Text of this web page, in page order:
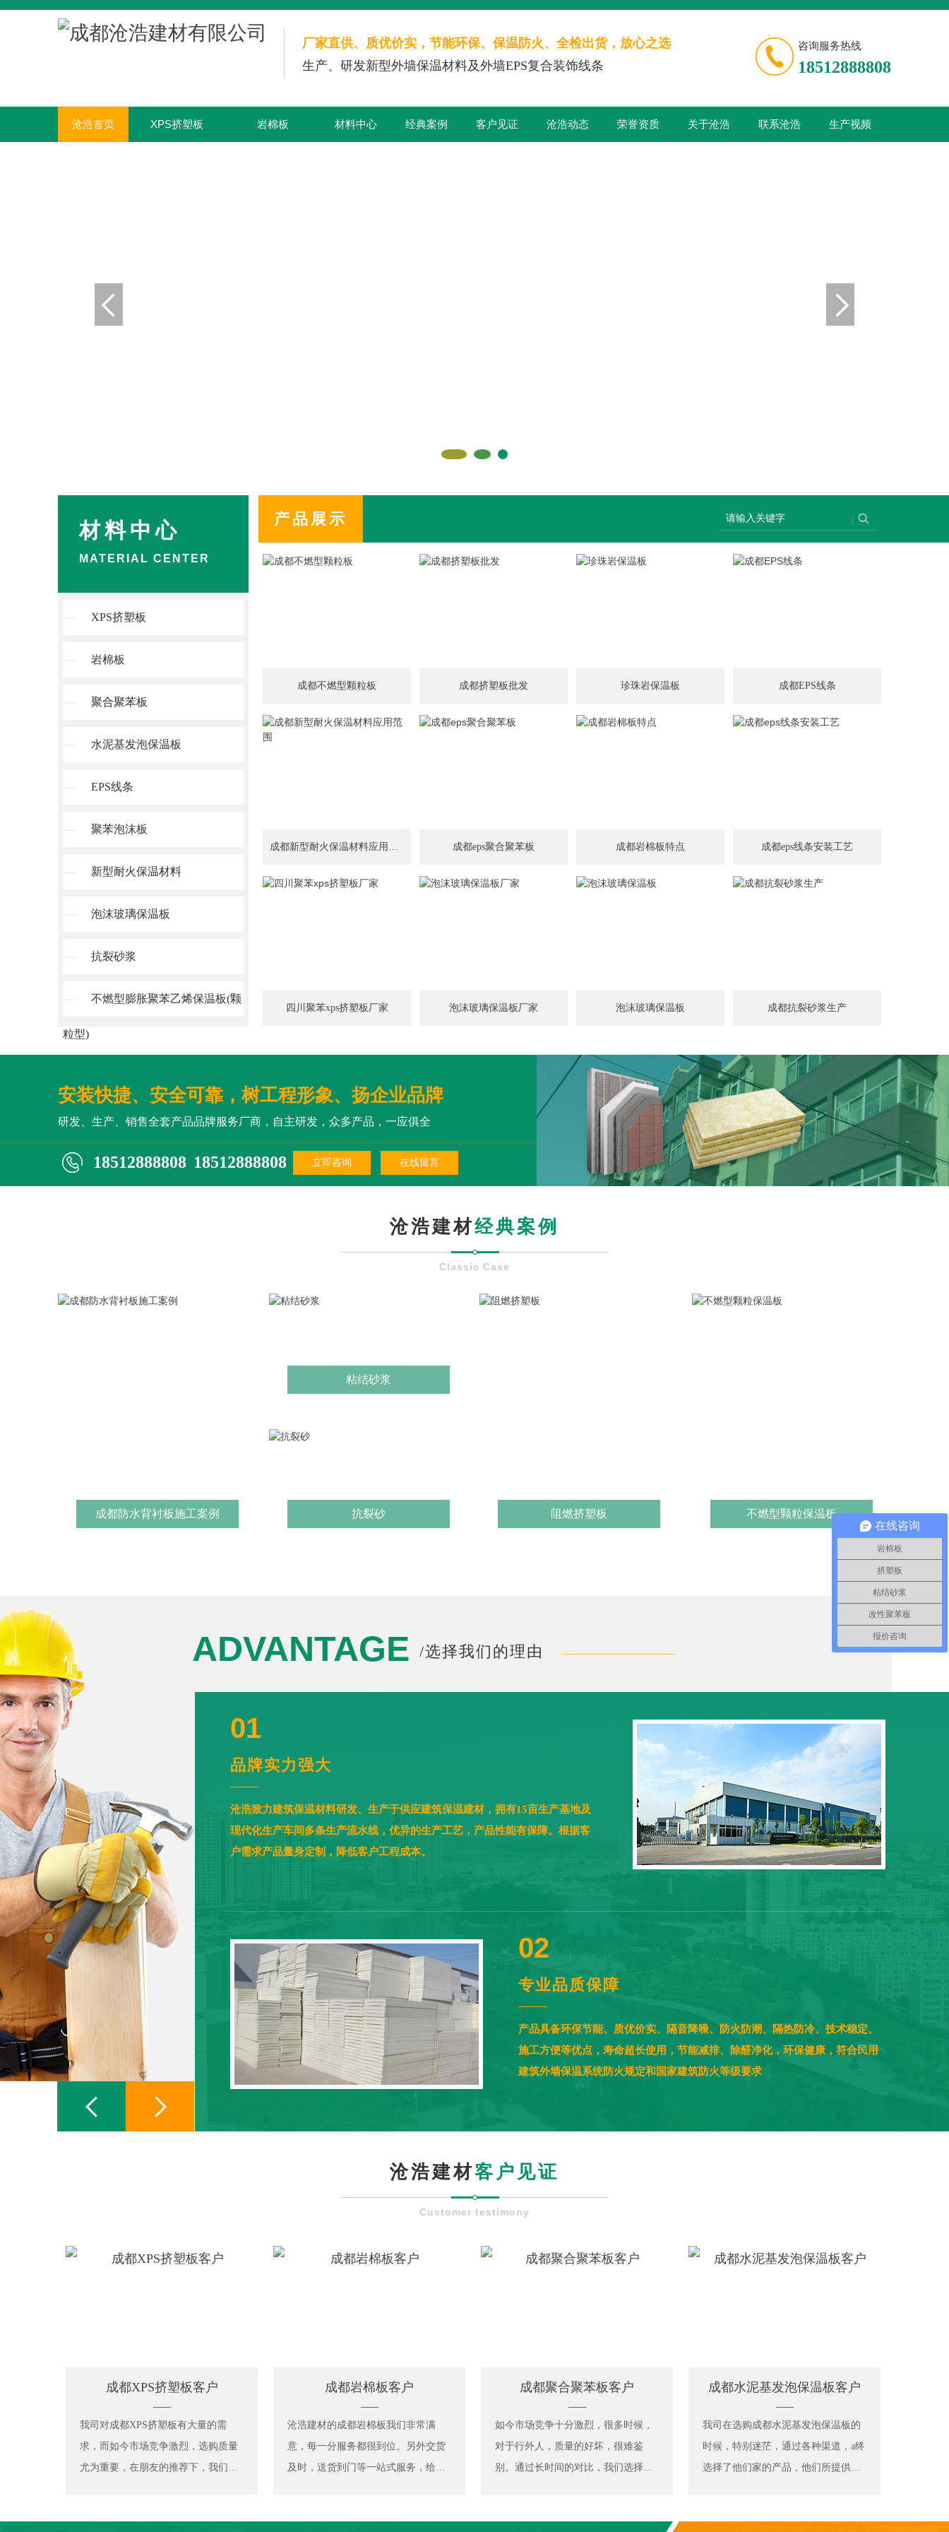
厂家直供、质优价实，节能环保、保温防火、全检出货，放心之选
生产、研发新型外墙保温材料及外墙EPS复合装饰线条
咨询服务热线
18512888808
沧浩首页 XPS挤塑板 岩棉板 材料中心 经典案例 客户见证 沧浩动态 荣誉资质 关于沧浩 联系沧浩 生产视频
材料中心
MATERIAL CENTER
XPS挤塑板
岩棉板
聚合聚苯板
水泥基发泡保温板
EPS线条
聚苯泡沫板
新型耐火保温材料
泡沫玻璃保温板
抗裂砂浆
不燃型膨胀聚苯乙烯保温板(颗
粒型)
产品展示
成都不燃型颗粒板 成都挤塑板批发 珍珠岩保温板 成都EPS线条
成都新型耐火保温材料应用范围 成都eps聚合聚苯板 成都岩棉板特点 成都eps线条安装工艺
四川聚苯xps挤塑板厂家 泡沫玻璃保温板厂家 泡沫玻璃保温板 成都抗裂砂浆生产
安装快捷、安全可靠，树工程形象、扬企业品牌
研发、生产、销售全套产品品牌服务厂商，自主研发，众多产品，一应俱全
18512888808 18512888808 立即咨询 在线留言
沧浩建材经典案例
Classic Case
成都防水背衬板施工案例
粘结砂浆
抗裂砂 阻燃挤塑板 不燃型颗粒保温板
ADVANTAGE /选择我们的理由
01
品牌实力强大
沧浩致力建筑保温材料研发、生产于供应建筑保温建材，拥有15亩生产基地及
现代化生产车间多条生产流水线，优异的生产工艺，产品性能有保障。根据客
户需求产品量身定制，降低客户工程成本。
02
专业品质保障
产品具备环保节能、质优价实、隔音降噪、防火防潮、隔热防冷、技术稳定、
施工方便等优点，寿命超长使用，节能减排、除醛净化，环保健康，符合民用
建筑外墙保温系统防火规定和国家建筑防火等级要求
沧浩建材客户见证
Customer testimony
成都XPS挤塑板客户
我司对成都XPS挤塑板有大量的需
求，而如今市场竞争激烈，选购质量
尤为重要，在朋友的推荐下，我们选
成都岩棉板客户
沧浩建材的成都岩棉板我们非常满
意，每一分服务都很到位。另外交货
及时，送货到门等一站式服务，给我
成都聚合聚苯板客户
如今市场竞争十分激烈，很多时候，
对于行外人，质量的好坏，很难鉴
别。通过长时间的对比，我们选择了
成都水泥基发泡保温板客户
我司在选购成都水泥基发泡保温板的
时候，特别迷茫，通过各种渠道，a终
选择了他们家的产品，他们所提供的
在线咨询
岩棉板
挤塑板
粘结砂浆
改性聚苯板
报价咨询